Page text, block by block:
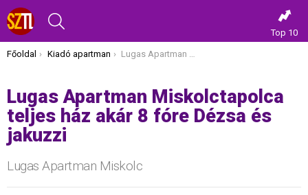
Top 10
Itt vagy most:
Főoldal Kiadó apartman Lugas Apartman Miskolctapolca teljes ház akár 8 fóre Dézsa és jakuzzi
Lugas Apartman Miskolctapolca
teljes ház akár 8 fóre Dézsa és
jakuzzi
Lugas Apartman Miskolc